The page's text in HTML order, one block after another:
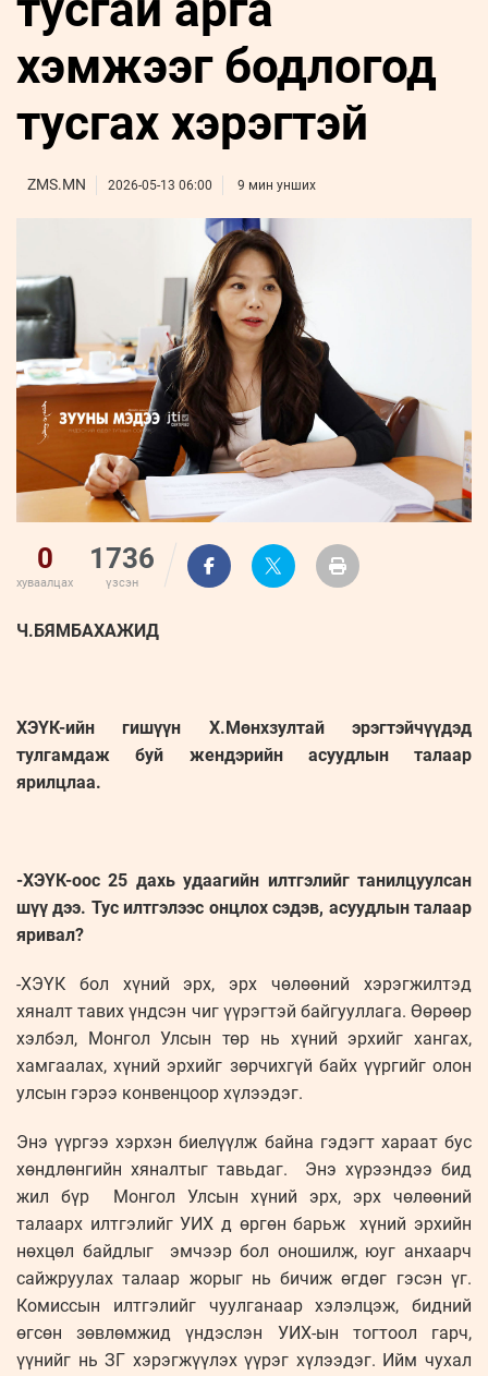
Бизнес
Leaderships
forum
ФОТО
УРЛАГ
ТӨВ
MEDEE
хэмжээг бодлогод
тусгах хэрэгтэй
ZMS.MN 2026-05-13 06:00 9 мин унших
0
хуваалцах
1736
үзсэн
Ч.БЯМБАХАЖИД
ХЭҮК-ийн гишүүн Х.Мөнхзултай эрэгтэйчүүдэд
тулгамдаж буй жендэрийн асуудлын талаар
ярилцлаа.
-ХЭҮК-оос 25 дахь удаагийн илтгэлийг танилцуулсан
шүү дээ. Тус илтгэлээс онцлох сэдэв, асуудлын талаар
яривал?
-ХЭҮК бол хүний эрх, эрх чөлөөний хэрэгжилтэд
хяналт тавих үндсэн чиг үүрэгтэй байгууллага. Өөрөөр
хэлбэл, Монгол Улсын төр нь хүний эрхийг хангах,
хамгаалах, хүний эрхийг зөрчихгүй байх үүргийг олон
улсын гэрээ конвенцоор хүлээдэг.
Энэ үүргээ хэрхэн биелүүлж байна гэдэгт хараат бус
хөндлөнгийн хяналтыг тавьдаг. Энэ хүрээндээ бид
жил бүр Монгол Улсын хүний эрх, эрх чөлөөний
талаарх илтгэлийг УИХ д өргөн барьж хүний эрхийн
нөхцөл байдлыг эмчээр бол оношилж, юуг анхаарч
сайжруулах талаар жорыг нь бичиж өгдөг гэсэн үг.
Комиссын илтгэлийг чуулганаар хэлэлцэж, бидний
өгсөн зөвлөмжид үндэслэн УИХ-ын тогтоол гарч,
үүнийг нь ЗГ хэрэгжүүлэх үүрэг хүлээдэг. Ийм чухал